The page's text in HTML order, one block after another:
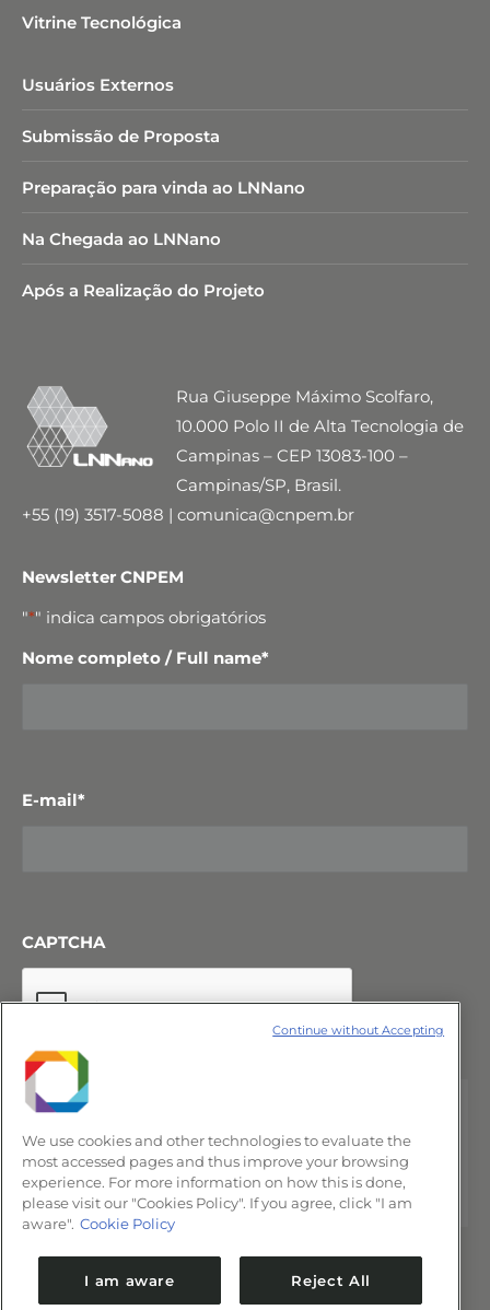
Vitrine Tecnológica
Usuários Externos
Submissão de Proposta
Preparação para vinda ao LNNano
Na Chegada ao LNNano
Após a Realização do Projeto
Rua Giuseppe Máximo Scolfaro,
10.000 Polo II de Alta Tecnologia de
Campinas – CEP 13083-100 –
Campinas/SP, Brasil.
+55 (19) 3517-5088 | comunica@cnpem.br
Newsletter CNPEM
"*" indica campos obrigatórios
Nome completo / Full name*
E-mail*
CAPTCHA
We use cookies and other technologies to evaluate the
most accessed pages and thus improve your browsing
experience. For more information on how this is done,
please visit our "Cookies Policy". If you agree, click "I am
aware". Cookie Policy
I am aware Reject All
Continue without Accepting